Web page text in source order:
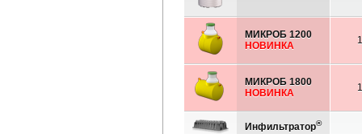
МИКРОБ 1200
НОВИНКА
МИКРОБ 1800
НОВИНКА
Инфильтратор®